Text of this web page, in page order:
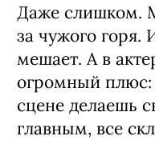
Даже слишком.
за чужого горя.
мешает. А в
огромный плюс:
сцене делаешь
главным, все